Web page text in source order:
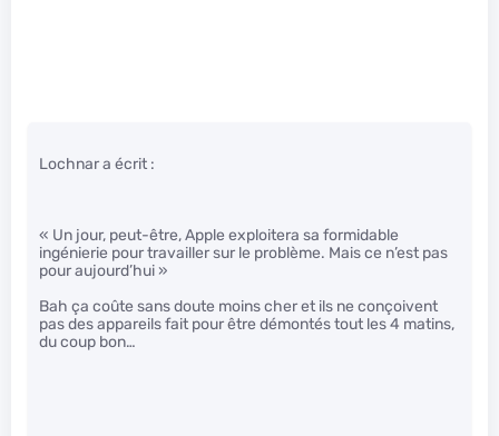
Lochnar a écrit :
« Un jour, peut-être, Apple exploitera sa formidable
ingénierie pour travailler sur le problème. Mais ce n’est pas
pour aujourd’hui »
Bah ça coûte sans doute moins cher et ils ne conçoivent
pas des appareils fait pour être démontés tout les 4 matins,
du coup bon…